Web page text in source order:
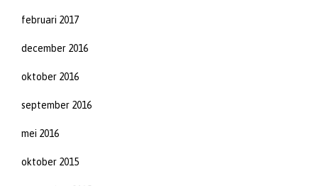
februari 2017
december 2016
oktober 2016
september 2016
mei 2016
oktober 2015